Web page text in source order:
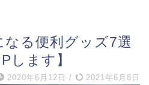
なる便利グッズ7選
します】
2020年6月12日 / 2021年6月8日